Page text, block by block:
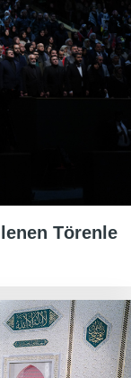
Törenle